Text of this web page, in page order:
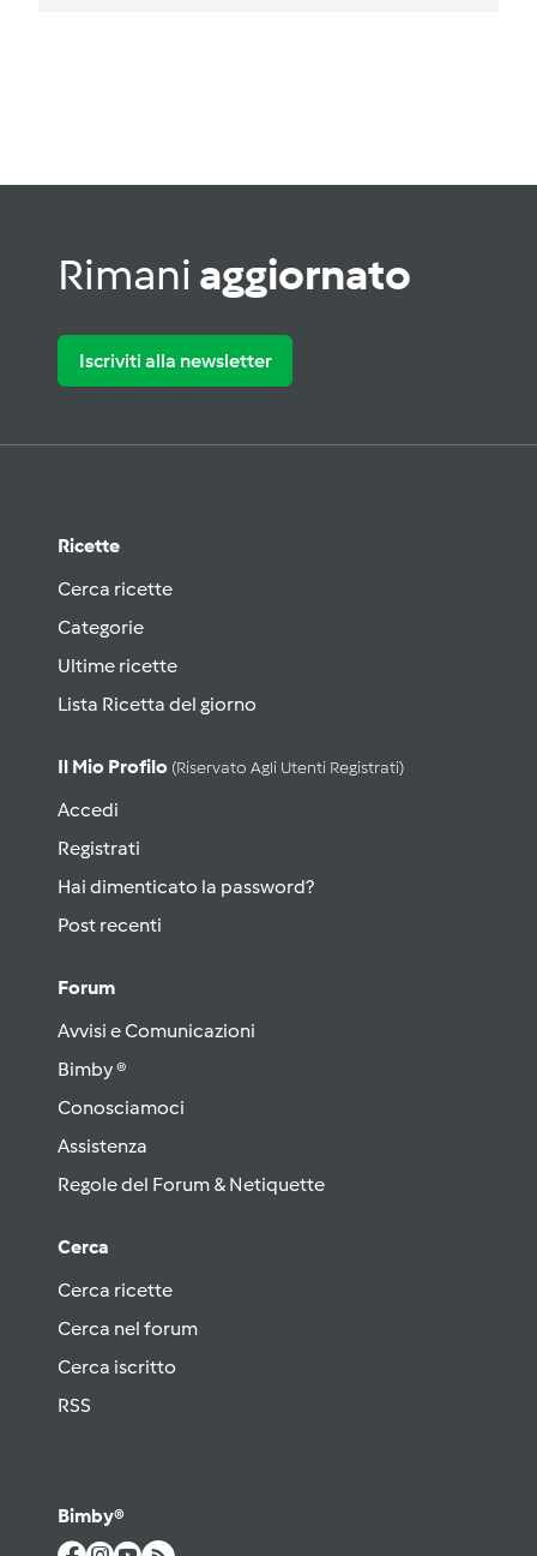
Rimani aggiornato
Iscriviti alla newsletter
Ricette
Cerca ricette
Categorie
Ultime ricette
Lista Ricetta del giorno
Il Mio Profilo (riservato Agli Utenti Registrati)
Accedi
Registrati
Hai dimenticato la password?
Post recenti
Forum
Avvisi e Comunicazioni
Bimby ®
Conosciamoci
Assistenza
Regole del Forum & Netiquette
Cerca
Cerca ricette
Cerca nel forum
Cerca iscritto
RSS
Bimby®